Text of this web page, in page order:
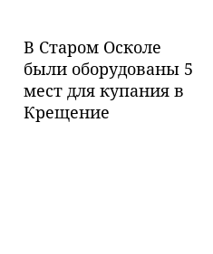
В Старом Осколе
были оборудованы 5
мест для купания в
Крещение